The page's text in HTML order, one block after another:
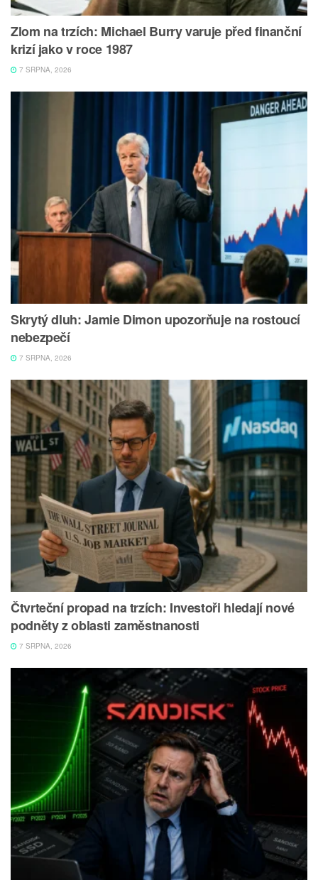
Zlom na trzích: Michael Burry varuje před finanční
krizí jako v roce 1987
7 SRPNA, 2026
Skrytý dluh: Jamie Dimon upozorňuje na rostoucí
nebezpečí
7 SRPNA, 2026
Čtvrteční propad na trzích: Investoři hledají nové
podněty z oblasti zaměstnanosti
7 SRPNA, 2026